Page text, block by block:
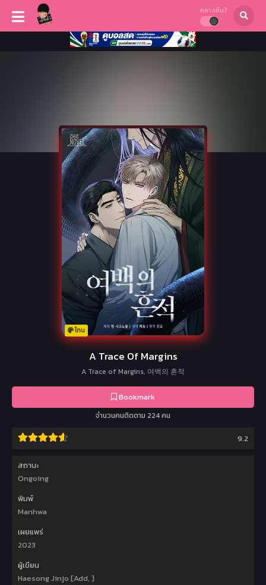
กลางคืน?
โทน
A Trace Of Margins
A Trace of Margins, 여백의 흔적
Bookmark
จำนวนคนติดตาม 224 คน
9.2
สถานะ
Ongoing
พิมพ์
Manhwa
เผยแพร่
2023
ผู้เขียน
Haesong Jinjo [Add, ]